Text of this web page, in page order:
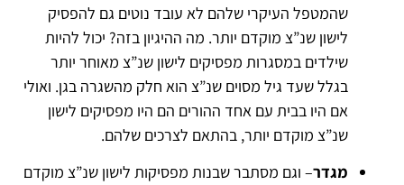
שהמטפל העיקרי שלהם לא עובד נוטים גם להפסיק
לישון שנ”צ מוקדם יותר. מה ההיגיון בזה? יכול להיות
שילדים במסגרות מפסיקים לישון שנ”צ מאוחר יותר
בגלל שעד גיל מסוים שנ”צ הוא חלק מהשגרה בגן. ואולי
אם היו בבית עם אחד ההורים הם היו מפסיקים לישון
שנ”צ מוקדם יותר, בהתאם לצרכים שלהם.
מגדר– וגם מסתבר שבנות מפסיקות לישון שנ”צ מוקדם